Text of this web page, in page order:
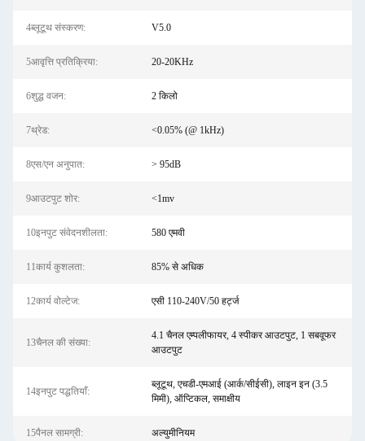
4ब्लूटूथ संस्करण: V5.0
5आवृत्ति प्रतिक्रिया: 20-20KHz
6शुद्ध वजन: 2 किलो
7थ्रेड: <0.05% (@ 1kHz)
8एस/एन अनुपात: > 95dB
9आउटपुट शोर: <1mv
10इनपुट संवेदनशीलता: 580 एमवी
11कार्य कुशलता: 85% से अधिक
12कार्य वोल्टेज: एसी 110-240V/50 हर्ट्ज
13चैनल की संख्या:
4.1 चैनल एम्पलीफायर, 4 स्पीकर आउटपुट, 1 सबवूफर
आउटपुट
14इनपुट पद्धतियाँ:
ब्लूटूथ, एचडी-एमआई (आर्क/सीईसी), लाइन इन (3.5
मिमी), ऑप्टिकल, समाक्षीय
15पैनल सामग्री: अल्युमीनियम